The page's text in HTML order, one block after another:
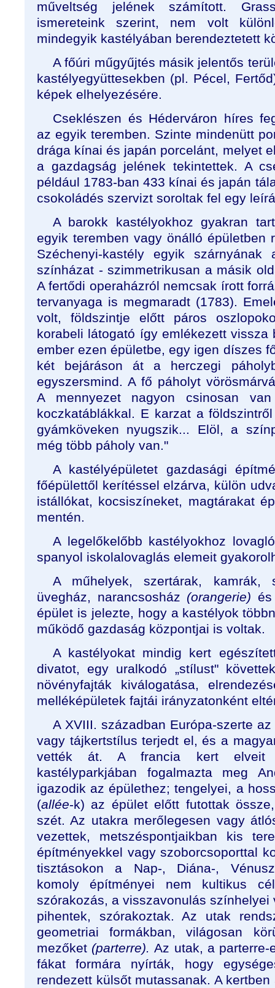
műveltség jelének számított.
ismereteink szerint, nem volt
mindegyik kastélyában berendeztetett
A főúri műgyűjtés másik jelentős
kastélyegyüttesekben (pl. Pécel,
képek elhelyezésére.
Cseklészen és Héderváron híres
az egyik teremben. Szinte mindenütt
drága kínai és japán porcelánt, melyet
a gazdagság jelének tekintettek. A
például 1783-ban 433 kínai és japán
csokoládés szervizt soroltak fel egy
A barokk kastélyokhoz gyakran
egyik teremben vagy önálló épületben
Széchenyi-kastély egyik
színházat - szimmetrikusan a másik
A fertődi operaházról nemcsak írott
tervanyaga is megmaradt (1783).
volt, földszintje előtt páros
korabeli látogató így emlékezett vissza
ember ezen épületbe, egy igen díszes
két bejáráson át a herczegi
egyszersmind. A fő páholyt
A mennyezet nagyon csinosan
koczkatáblákkal. E karzat a
gyámköveken nyugszik... Elöl, a
még több páholy van."
A kastélyépületet gazdasági
főépülettől kerítéssel elzárva, külön
istállókat, kocsiszíneket, magtárakat
mentén.
A legelőkelőbb kastélyokhoz
spanyol iskolalovaglás elemeit
A műhelyek, szertárak, kamrák,
üvegház, narancsosház (orangerie)
épület is jelezte, hogy a kastélyok
működő gazdaság központjai is voltak.
A kastélyokat mindig kert
divatot, egy uralkodó „stílust"
növényfajták kiválogatása,
melléképületek fajtái irányzatonként
A XVIII. században Európa-szerte
vagy tájkertstílus terjedt el, és a
vették át. A francia kert elveit
kastélyparkjában fogalmazta meg
igazodik az épülethez; tengelyei, a
(allée-k) az épület előtt futottak
szét. Az utakra merőlegesen vagy
vezettek, metszéspontjaikban kis
építményekkel vagy szoborcsoporttal
tisztásokon a Nap-, Diána-,
komoly építményei nem kultikus
szórakozás, a visszavonulás
pihentek, szórakoztak. Az utak
geometriai formákban, világosan
mezőket (parterre).Az utak, a
fákat formára nyírták, hogy
rendezett külsőt mutassanak. A